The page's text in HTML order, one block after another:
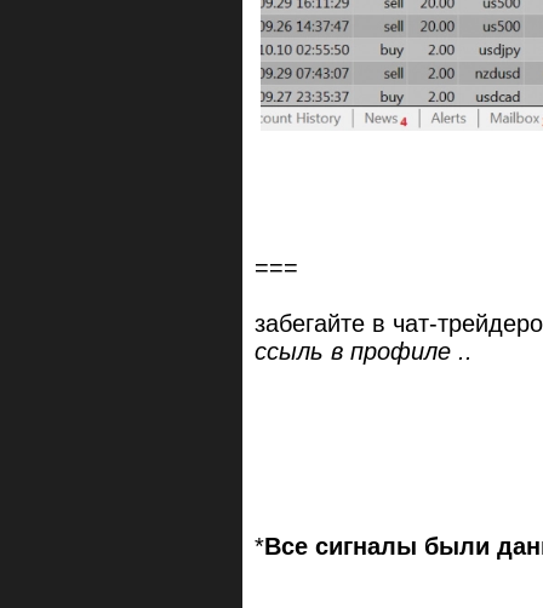
===
забегайте в чат-
ссыль в профиле ..
*Все сигналы были